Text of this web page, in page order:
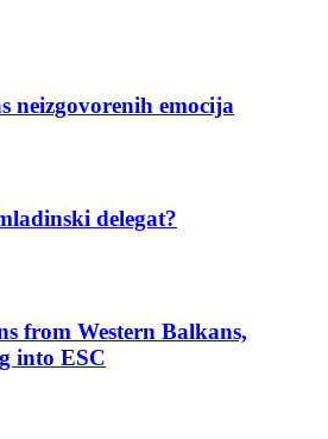
neizgovorenih emocija
delegat?
from Western Balkans,
into ESC